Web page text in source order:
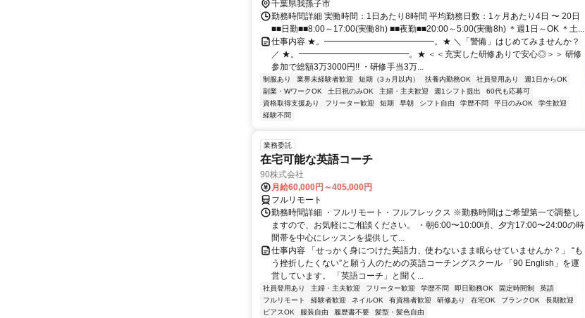
千葉県我孫子市
勤務時間詳細 実働時間：1日あたり8時間 平均勤務日数：1ヶ月あたり4日 〜 20日
■■日勤■■8:00～17:00(実働8h) ■■夜勤■■20:00～5:00(実働8h) ＊週1日～OK ＊土...
仕事内容 ★。━━━━━━━━━━━━━。★ ＼「警備」はじめてみませんか？
／ ★。━━━━━━━━━━━━━。★ ＜＜充実した研修ありで安心◎＞＞ 研修
参加で総額3万3000円!! ・研修手当3万...
制服あり 業界未経験者歓迎 短期（3ヵ月以内） 扶養内勤務OK 社員登用あり
週1日からOK
副業・WワークOK
土日祝のみOK 主婦・主夫歓迎 週1シフト提出
60代も応募可
資格取得支援あり
フリーター歓迎 短期 早朝 シフト自由 学歴不問 平日のみOK
学生歓迎
経験不問
業務委託
在宅可能な英語コーチ
90株式会社
月給60,000円～405,000円
フルリモート
勤務時間詳細 ・フルリモート・フルフレックス ※勤務時間はご希望第一で調整し
ますので、お気軽にご相談ください。 ・朝6:00〜10:00頃、夕方17:00〜24:00の時
間帯を中心にレッスンを提供して...
仕事内容 「せっかく身につけた英語力、使わないまま眠らせていませんか？」 “も
う挫折したくない”と願う人のための英語コーチングスクール 「90 English」を運
営しています。 「英語コーチ」と聞く...
社員登用あり 主婦・主夫歓迎 フリーター歓迎 学歴不問 即日勤務OK 固定時間制
英語
フルリモート
経験者歓迎 ネイルOK 有資格者歓迎 研修あり 在宅OK ブランクOK
長期歓迎
ピアスOK
服装自由 履歴書不要 髪型・髪色自由